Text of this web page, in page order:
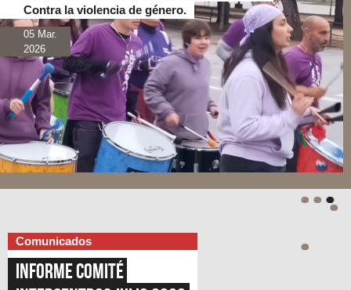
Contra la violencia de género.
05 Mar.
2026
Comunicados
Informe Comité